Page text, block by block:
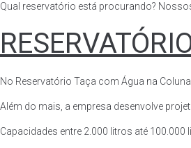
Qual reservatório está procurando?
No Reservatório Taça com Água na
Além do mais, a empresa desenvolve
Capacidades entre 2.000 litros até 100.000